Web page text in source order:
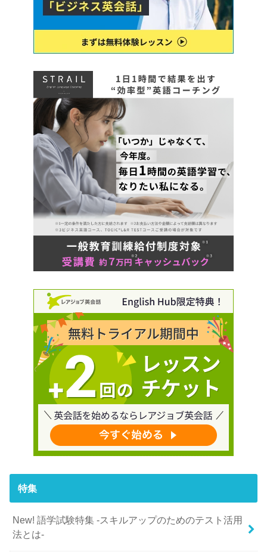
特集
New! 語学試験特集 -スキルアップのためのテスト活用
法とは-